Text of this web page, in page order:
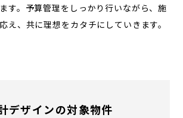
す。予算管理をしっかり行いながら、施
え、共に理想をカタチにしていきます。
デザインの対象物件